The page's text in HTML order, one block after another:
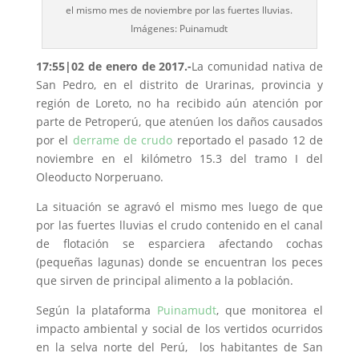
el mismo mes de noviembre por las fuertes lluvias.
Imágenes: Puinamudt
17:55|02 de enero de 2017.-La comunidad nativa de
San Pedro, en el distrito de Urarinas, provincia y
región de Loreto, no ha recibido aún atención por
parte de Petroperú, que atenúen los daños causados
por el derrame de crudo reportado el pasado 12 de
noviembre en el kilómetro 15.3 del tramo I del
Oleoducto Norperuano.
La situación se agravó el mismo mes luego de que
por las fuertes lluvias el crudo contenido en el canal
de flotación se esparciera afectando cochas
(pequeñas lagunas) donde se encuentran los peces
que sirven de principal alimento a la población.
Según la plataforma Puinamudt, que monitorea el
impacto ambiental y social de los vertidos ocurridos
en la selva norte del Perú, los habitantes de San